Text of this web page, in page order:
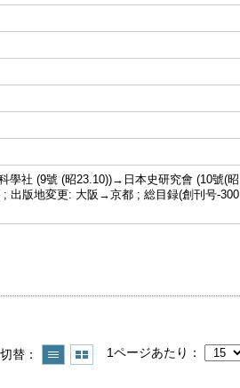
學社 (9號 (昭23.10))→日本史研究會 (10號(昭
出版地変更: 大阪→京都 ; 総目録(創刊号-300
替 1ページあたり